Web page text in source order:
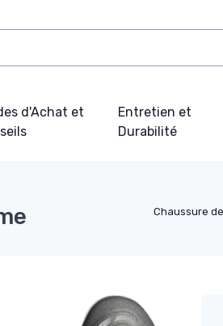
d'Achat et
Entretien et
Durabilité
Chaussure